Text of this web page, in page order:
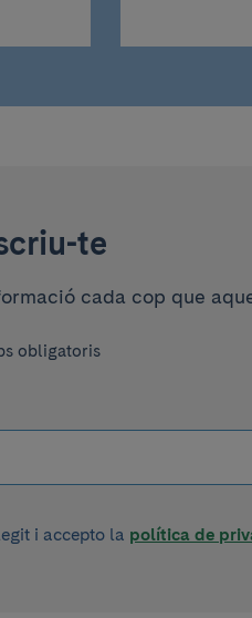
te
cada cop que
obligatoris
i accepto la política de